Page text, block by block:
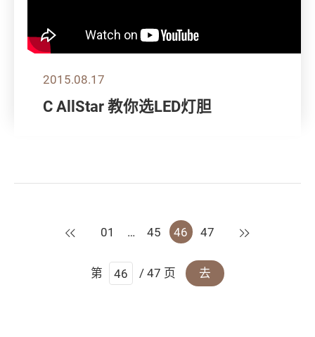
2015.08.17
C AllStar 教你选LED灯胆
上一页
01 … 45 46 47 下一页
第 / 47 页 去